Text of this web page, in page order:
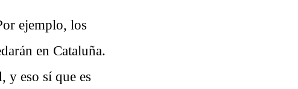
ejemplo, los
en Cataluña.
y eso sí que es